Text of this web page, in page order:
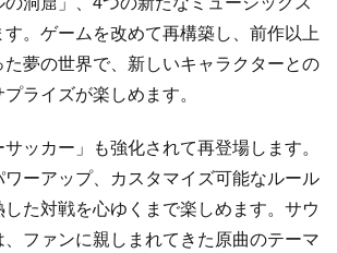
。ゲームを改めて再構築し、前作以上
た夢の世界で、新しいキャラクターとの
ライズが楽しめます。
ッカー」も強化されて再登場します。
ーアップ、カスタマイズ可能なルール
た対戦を心ゆくまで楽しめます。サウ
、ファンに親しまれてきた原曲のテーマ